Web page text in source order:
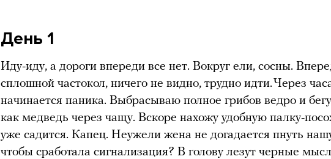
День 1
Иду-иду, а дороги впереди все нет. Вокруг ели, сосны.
сплошной частокол, ничего не видно, трудно идти. Через
начинается паника. Выбрасываю полное грибов ведро и
как медведь через чащу. Вскоре нахожу удобную палку-
уже садится. Капец. Неужели жена не догадается пнуть
чтобы сработала сигнализация? В голову лезут черные